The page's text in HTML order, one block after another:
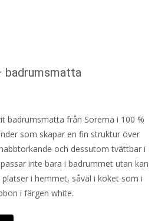
badrumsmatta
badrumsmatta från Sorema i 100 %
som skapar en fin struktur över
och dessutom tvättbar i
inte bara i badrummet utan kan
i hemmet, såväl i köket som i
i färgen white.